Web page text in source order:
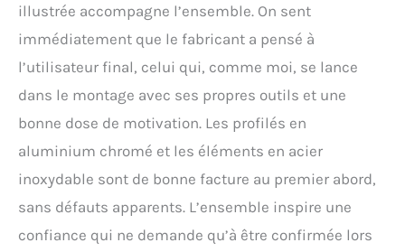
illustrée accompagne l’ensemble. On sent
immédiatement que le fabricant a pensé à
l’utilisateur final, celui qui, comme moi, se lance
dans le montage avec ses propres outils et une
bonne dose de motivation. Les profilés en
aluminium chromé et les éléments en acier
inoxydable sont de bonne facture au premier abord,
sans défauts apparents. L’ensemble inspire une
confiance qui ne demande qu’à être confirmée lors